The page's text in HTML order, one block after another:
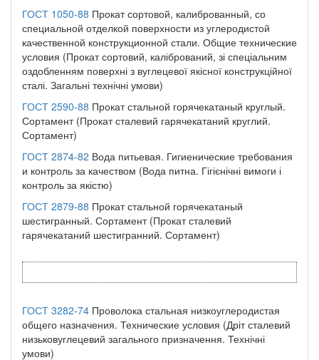
ГОСТ 1050-88 Прокат сортовой, калиброванный, со
специальной отделкой поверхности из углеродистой
качественной конструкционной стали. Общие технические
условия (Прокат сортовий, калібрований, зі спеціальним
оздобленням поверхні з вуглецевої якісної конструкційної
сталі. Загальні технічні умови)
ГОСТ 2590-88 Прокат стальной горячекатаный круглый.
Сортамент (Прокат сталевий гарячекатаний круглий.
Сортамент)
ГОСТ 2874-82 Вода питьевая. Гигиенические требования
и контроль за качеством (Вода питна. Гігієнічні вимоги і
контроль за якістю)
ГОСТ 2879-88 Прокат стальной горячекатаный
шестигранный. Сортамент (Прокат сталевий
гарячекатаний шестигранний. Сортамент)
ГОСТ 3282-74 Проволока стальная низкоуглеродистая
общего назначения. Технические условия (Дріт сталевий
низьковуглецевий загального призначення. Технічні
умови)